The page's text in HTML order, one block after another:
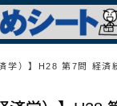
学）】H28 第7問 経済